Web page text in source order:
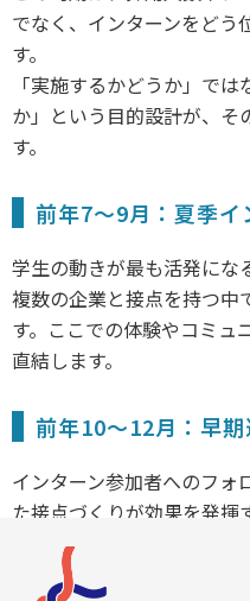
でなく、インターンをどう
す。
「実施するかどうか」で
か」という目的設計が、そ
す。
前年7〜9月：夏季イ
学生の動きが最も活発にな
複数の企業と接点を持つ中
す。ここでの体験やコミュ
直結します。
前年10〜12月：早
インターン参加者へのフォ
た接点づくりが効果を発揮
形式的な選考に入らなくて
いるかどうかが分かれ目に